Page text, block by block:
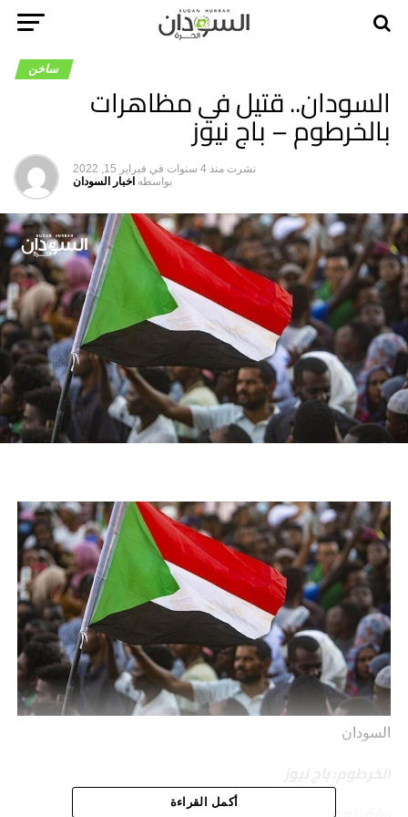
ساخن
السودان.. قتيل في مظاهرات
بالخرطوم – باج نيوز
نشرت منذ 4 سنوات في فبراير 15, 2022
بواسطه اخبار السودان
السودان
أكمل القراءة